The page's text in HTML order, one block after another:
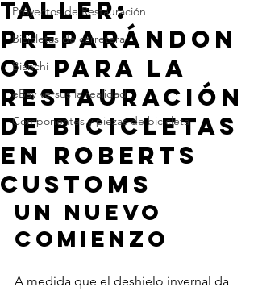
Proyectos de Restauración
Bicicletas de carretera
Bianchi
eBay versus la realidad
Componentes y piezas de bicicleta
taller:
preparándon
os para la
restauración
de bicicletas
en Roberts
Customs
Un nuevo
comienzo
A medida que el deshielo invernal da